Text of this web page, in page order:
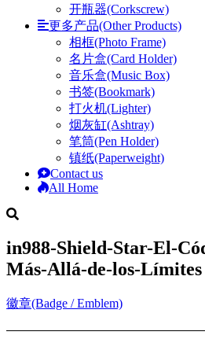
开瓶器(Corkscrew)
更多产品(Other Products)
相框(Photo Frame)
名片盒(Card Holder)
音乐盒(Music Box)
书签(Bookmark)
打火机(Lighter)
烟灰缸(Ashtray)
笔筒(Pen Holder)
镇纸(Paperweight)
Contact us
All Home
in988-Shield-Star-El-
Más-Allá-de-los-Límites
徽章(Badge / Emblem)